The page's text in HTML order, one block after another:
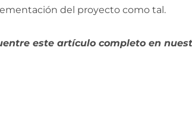
del proyecto como tal.
este artículo completo en